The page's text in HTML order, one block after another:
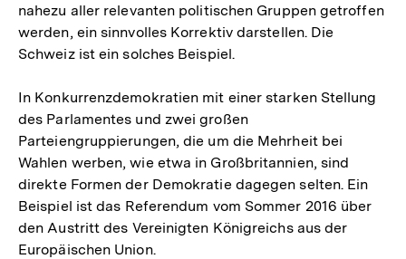
nahezu aller relevanten politischen Gruppen getroffen
werden, ein sinnvolles Korrektiv darstellen. Die
Schweiz ist ein solches Beispiel.
In Konkurrenzdemokratien mit einer starken Stellung
des Parlamentes und zwei großen
Parteiengruppierungen, die um die Mehrheit bei
Wahlen werben, wie etwa in Großbritannien, sind
direkte Formen der Demokratie dagegen selten. Ein
Beispiel ist das Referendum vom Sommer 2016 über
den Austritt des Vereinigten Königreichs aus der
Europäischen Union.